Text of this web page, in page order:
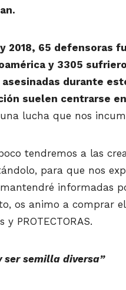
2018, 65 defensoras
y 3305
durante
suelen centrarse
lucha que nos
tendremos a las
para que nos
informadas
os animo a comprar
PROTECTORAS.
ser semilla diversa”